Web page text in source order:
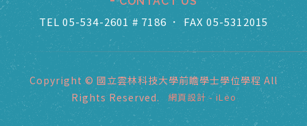
TEL 05-534-2601 # 7186 ． FAX 05-5312015
Copyright © 國立雲林科技大學前瞻學士學位學程 All
Rights Reserved.
網頁設計 -iLeo